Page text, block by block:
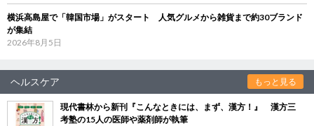
横浜高島屋で「韓国市場」がスタート 人気グルメから雑貨まで約30ブランド
が集結
2026年8月5日
ヘルスケア もっと見る
現代書林から新刊『こんなときには、まず、漢方！』 漢方三
考塾の15人の医師や薬剤師が執筆